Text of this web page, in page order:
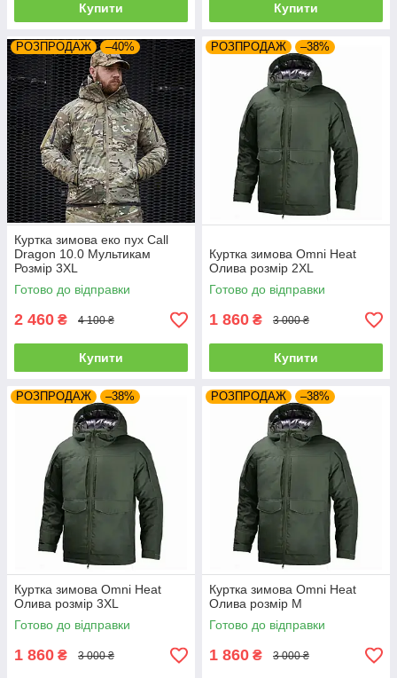
Купити Купити
РОЗПРОДАЖ –40%
Куртка зимова еко пух Call
Dragon 10.0 Мультикам
Розмір 3XL
Готово до відправки
2 460 ₴ 4 100 ₴
Купити
РОЗПРОДАЖ –38%
Куртка зимова Omni Heat
Олива розмір 2XL
Готово до відправки
1 860 ₴ 3 000 ₴
Купити
РОЗПРОДАЖ –38%
Куртка зимова Omni Heat
Олива розмір 3XL
Готово до відправки
1 860 ₴ 3 000 ₴
РОЗПРОДАЖ –38%
Куртка зимова Omni Heat
Олива розмір M
Готово до відправки
1 860 ₴ 3 000 ₴